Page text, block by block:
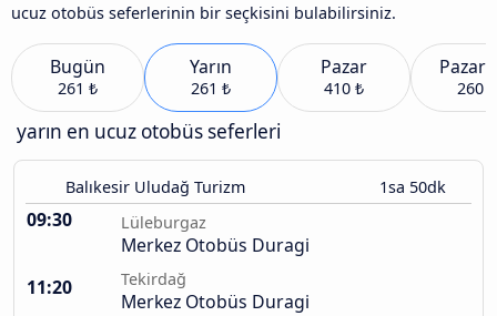
ucuz otobüs seferlerinin bir seçkisini bulabilirsiniz.
Bugün
261 ₺
Yarın
261 ₺
Pazar
410 ₺ 260 ₺
yarın en ucuz otobüs seferleri
Balıkesir Uludağ Turizm 1sa 50dk
09:30 Lüleburgaz
Merkez Otobüs Duragi
11:20
Tekirdağ
Merkez Otobüs Duragi